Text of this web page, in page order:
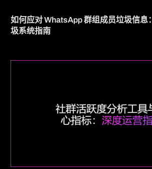
如何应对 WhatsApp 群组成员垃圾信息
圾系统指南